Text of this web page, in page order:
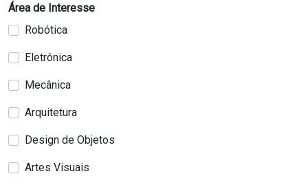
Área de Interesse
Robótica
Eletrônica
Mecânica
Arquitetura
Design de Objetos
Artes Visuais